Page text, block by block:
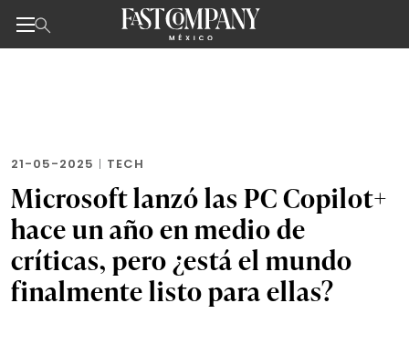
21-05-2025 | TECH
Microsoft lanzó las PC Copilot+
hace un año en medio de
críticas, pero ¿está el mundo
finalmente listo para ellas?